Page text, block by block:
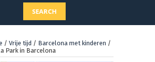
SEARCH
/ Vrije tijd / Barcelona met kinderen /
Park in Barcelona